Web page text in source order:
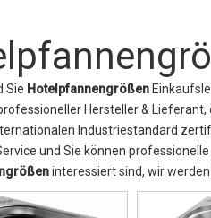
Sie Hotelpfannengrößen
Hersteller &
Industriestandard
und Sie können
interessiert sind, wir